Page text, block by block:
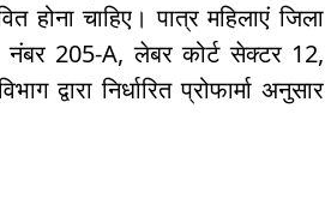
होना चाहिए। पात्र महिलाएं जिला
नंबर 205-A, लेबर कोर्ट सेक्टर 12,
निर्धारित प्रोफार्मा अनुसार